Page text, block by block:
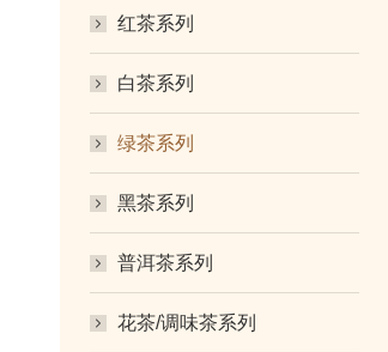
红茶系列
白茶系列
绿茶系列
黑茶系列
普洱茶系列
花茶/调味茶系列